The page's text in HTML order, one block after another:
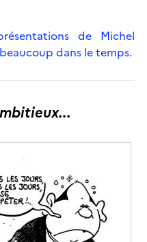
de Michel
dans le temps.